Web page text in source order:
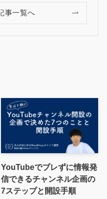
事一覧へ
YouTubeでブレずに情報発
信できるチャンネル企画の
7ステップと開設手順